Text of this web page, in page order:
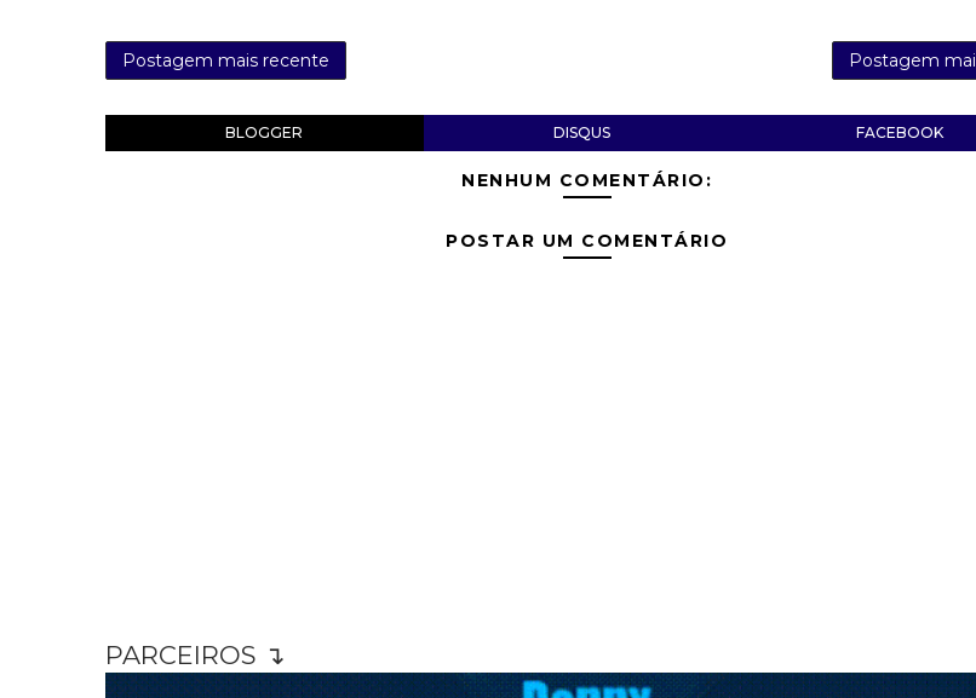
Postagem mais recente Postagem
BLOGGER DISQUS FACEBOOK
NENHUM COMENTÁRIO:
POSTAR UM COMENTÁRIO
PARCEIROS ↴